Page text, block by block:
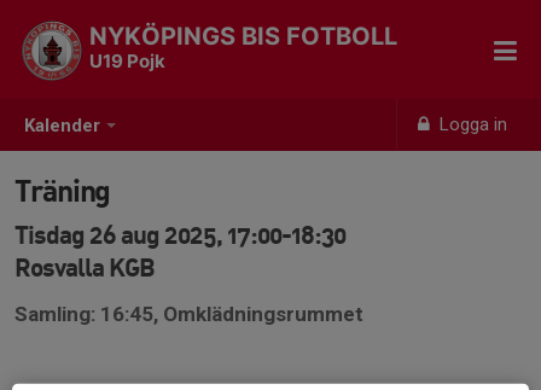
Kalender Logga in
NYKÖPINGS BIS FOTBOLL
U19 Pojk
Träning
Tisdag 26 aug 2025, 17:00-18:30
Rosvalla KGB
Samling: 16:45, Omklädningsrummet